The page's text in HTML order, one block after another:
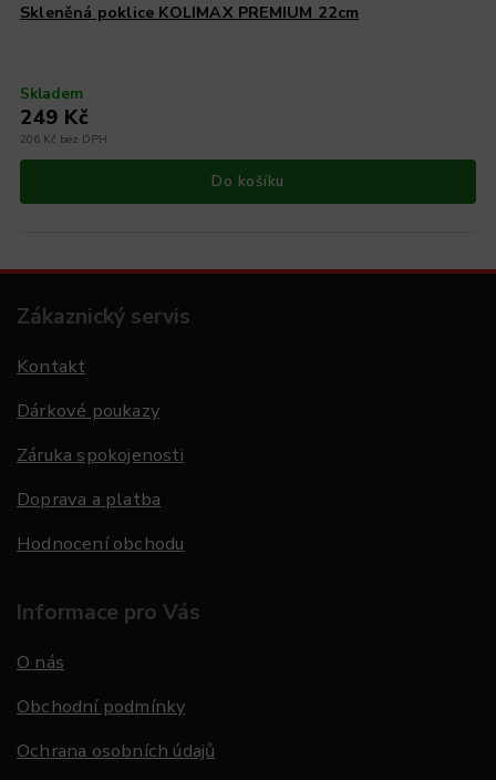
Skleněná poklice KOLIMAX PREMIUM 22cm
Skladem
206 Kč bez DPH
249 Kč
Do košíku
Zákaznický servis
Kontakt
Dárkové poukazy
Záruka spokojenosti
Doprava a platba
Hodnocení obchodu
Informace pro Vás
O nás
Obchodní podmínky
Ochrana osobních údajů